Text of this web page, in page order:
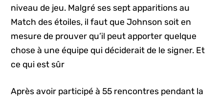
niveau de jeu. Malgré ses sept apparitions au
Match des étoiles, il faut que Johnson soit en
mesure de prouver qu’il peut apporter quelque
chose à une équipe qui déciderait de le signer. Et
ce qui est sûr
Après avoir participé à 55 rencontres pendant la